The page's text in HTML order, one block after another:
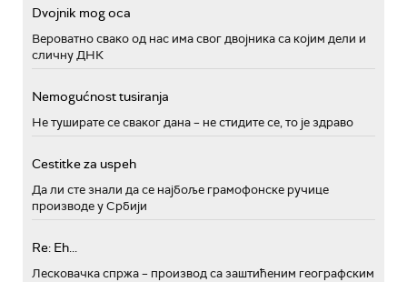
Dvojnik mog oca
Вероватно свако од нас има свог двојника са којим дели и
сличну ДНК
Nemogućnost tusiranja
Не туширате се сваког дана – не стидите се, то је здраво
Cestitke za uspeh
Да ли сте знали да се најбоље грамофонске ручице
производе у Србији
Re: Eh...
Лесковачка спржа – производ са заштићеним географским